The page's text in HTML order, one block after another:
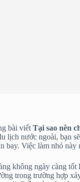
bài viết Tại sao nên
lịch nước ngoài, bạn
bay. Việc làm nhỏ này
không ngày càng
trong trường hợp